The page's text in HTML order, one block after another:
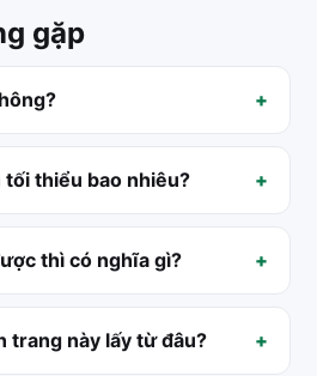
gặp
tối thiểu bao nhiêu?
thì có nghĩa gì?
trang này lấy từ đâu?